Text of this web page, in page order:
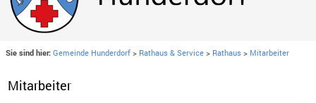
Sie sind hier: Gemeinde Hunderdorf > Rathaus & Service > Rathaus > Mitarbeiter
Mitarbeiter